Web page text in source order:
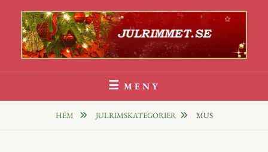
innehåll
Julrim Och Julklappsrim
MENY
HEM JULRIMSKATEGORIER MUS